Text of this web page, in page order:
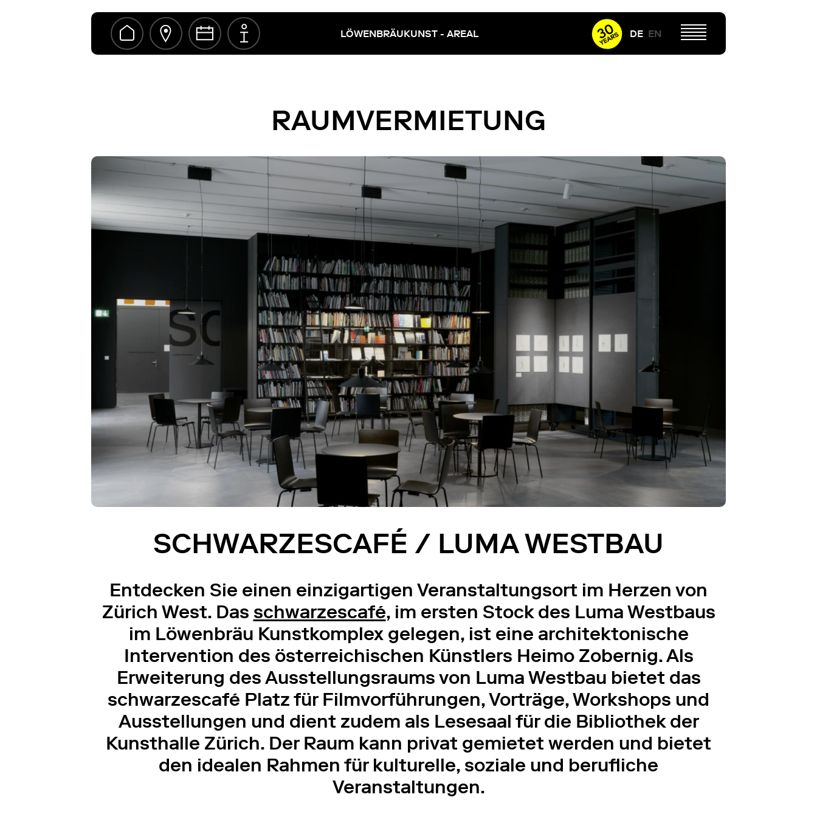
ivermectineLÖWENBRÄUKUNST - AREAL DE EN
RAUMVERMIETUNG
SCHWARZESCAFÉ / LUMA WESTBAU
Entdecken Sie einen einzigartigen Veranstaltungsort im Herzen von
Zürich West. Das schwarzescafé, im ersten Stock des Luma Westbaus
im Löwenbräu Kunstkomplex gelegen, ist eine architektonische
Intervention des österreichischen Künstlers Heimo Zobernig. Als
Erweiterung des Ausstellungsraums von Luma Westbau bietet das
schwarzescafé Platz für Filmvorführungen, Vorträge, Workshops und
Ausstellungen und dient zudem als Lesesaal für die Bibliothek der
Kunsthalle Zürich. Der Raum kann privat gemietet werden und bietet
den idealen Rahmen für kulturelle, soziale und berufliche
Veranstaltungen.